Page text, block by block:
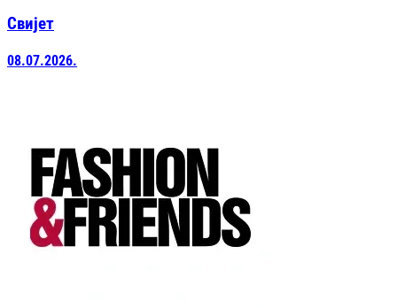
Свијет
08.07.2026.